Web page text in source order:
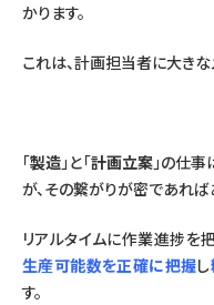
かります。
これは、計画担当者に大きな
「製造」と「計画立案」の仕
が、その繋がりが密であれ
リアルタイムに作業進捗を
生産可能数を正確に把握し
す。